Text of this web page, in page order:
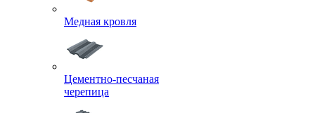
Медная кровля
Цементно-песчаная
черепица